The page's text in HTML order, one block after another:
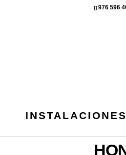
976 596
INSTALACIONES